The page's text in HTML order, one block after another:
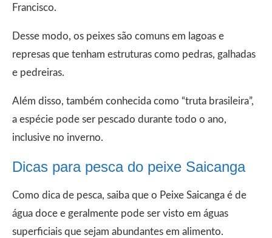
Francisco.
Desse modo, os peixes são comuns em lagoas e
represas que tenham estruturas como pedras, galhadas
e pedreiras.
Além disso, também conhecida como “truta brasileira”,
a espécie pode ser pescado durante todo o ano,
inclusive no inverno.
Dicas para pesca do peixe Saicanga
Como dica de pesca, saiba que o Peixe Saicanga é de
água doce e geralmente pode ser visto em águas
superficiais que sejam abundantes em alimento.